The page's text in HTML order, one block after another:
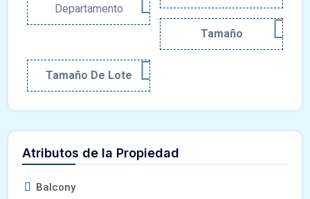
Departamento
Tamaño
Tamaño De Lote
Atributos de la Propiedad
Balcony